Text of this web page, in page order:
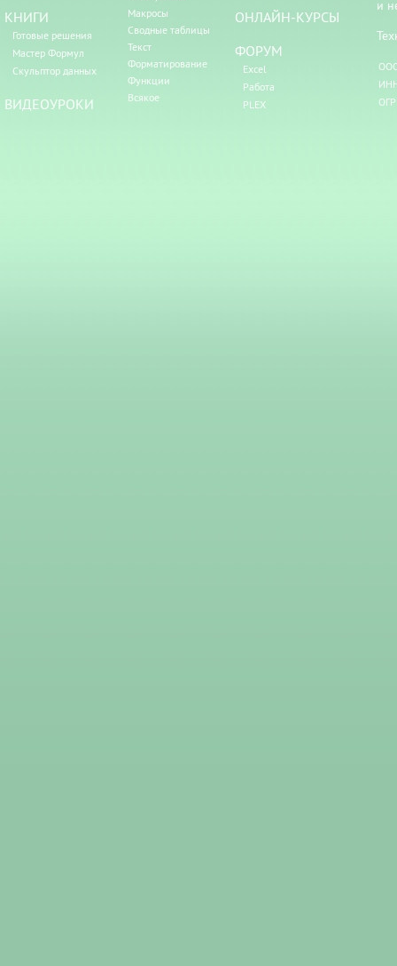
КНИГИ
Готовые решения
Мастер Формул
Скульптор данных
ВИДЕОУРОКИ
Макросы
Сводные таблицы
Текст
Форматирование
Функции
Всякое
ОНЛАЙН-КУРСЫ
ФОРУМ
Excel
Работа
PLEX
и